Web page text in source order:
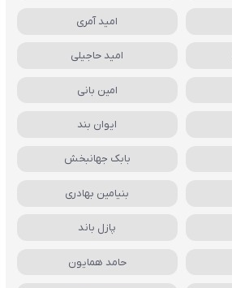
امید آمری
امید حاجیلی
امین بانی
ایوان بند
بابک جهانبخش
بنیامین بهادری
پازل باند
حامد همایون